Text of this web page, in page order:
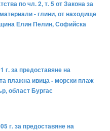
по чл. 2, т. 5 от Закона за
- глини, от находище
Елин Пелин, Софийска
за предоставяне на
плажна ивица - морски плаж
област Бургас
г. за предоставяне на